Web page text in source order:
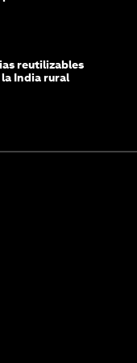
reutilizables
India rural